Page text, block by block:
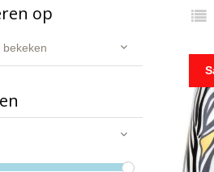
op
bekeken